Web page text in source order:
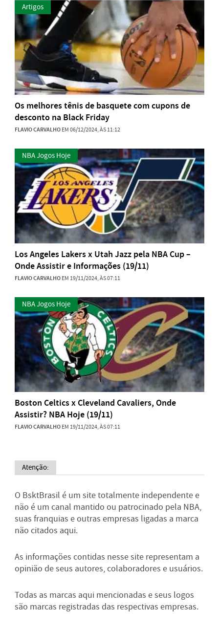
Artigos
Os melhores tênis de basquete com cupons de
desconto na Black Friday
FLAVIO CARVALHOEM 06/12/2024, ÀS 11:12
NBA Jogos Hoje
Los Angeles Lakers x Utah Jazz pela NBA Cup –
Onde Assistir e Informações (19/11)
FLAVIO CARVALHOEM 19/11/2024, ÀS 07:11
NBA Jogos Hoje
Boston Celtics x Cleveland Cavaliers, Onde
Assistir? NBA Hoje (19/11)
FLAVIO CARVALHOEM 19/11/2024, ÀS 07:11
Atenção:
O BsktBrasil é um site totalmente independente e
não é um canal mantido ou patrocinado pela NBA,
suas franquias e outras empresas ligadas a marca
não citados aqui.
As informações contidas nesse site representam a
opinião de seus autores, colaboradores e usuários.
Todas as marcas aqui mencionadas e seus logos
são marcas registradas das respectivas empresas.